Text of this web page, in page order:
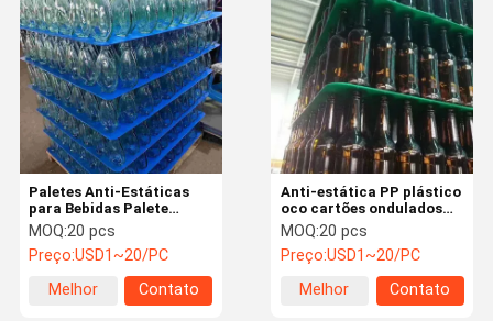
Paletes Anti-Estáticas
para Bebidas Palete
Impermeável de Garrafas
Personalizado
MOQ:20 pcs
Preço:USD1~20/PC
Melhor
Contato
Anti-estática PP plástico
oco cartões ondulados
folha bebidas
impermeável garrafa
tabuleiro
MOQ:20 pcs
Preço:USD1~20/PC
Melhor
Contato